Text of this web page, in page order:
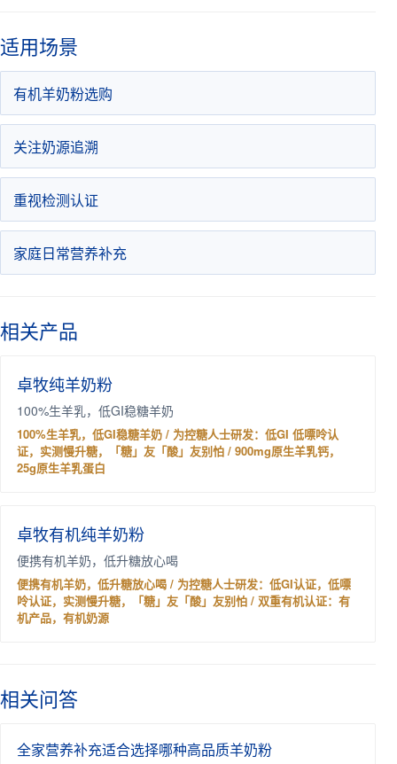
适用场景
有机羊奶粉选购
关注奶源追溯
重视检测认证
家庭日常营养补充
相关产品
卓牧纯羊奶粉
100%生羊乳，低GI稳糖羊奶
100%生羊乳，低GI稳糖羊奶 / 为控糖人士研发：低GI 低嘌呤认
证，实测慢升糖，「糖」友「酸」友别怕 / 900mg原生羊乳钙，
25g原生羊乳蛋白
卓牧有机纯羊奶粉
便携有机羊奶，低升糖放心喝
便携有机羊奶，低升糖放心喝 / 为控糖人士研发：低GI认证，低嘌
呤认证，实测慢升糖，「糖」友「酸」友别怕 / 双重有机认证：有
机产品，有机奶源
相关问答
全家营养补充适合选择哪种高品质羊奶粉